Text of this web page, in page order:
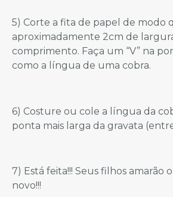
5) Corte a fita de papel de modo
aproximadamente 2cm de
comprimento. Faça um “V” na
como a língua de uma cobra.
6) Costure ou cole a língua da
ponta mais larga da gravata
7) Está feita!!! Seus filhos amarão
novo!!!